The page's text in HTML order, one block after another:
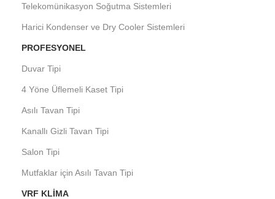
Telekomünikasyon Soğutma Sistemleri
Harici Kondenser ve Dry Cooler Sistemleri
PROFESYONEL
Duvar Tipi
4 Yöne Üflemeli Kaset Tipi
Asılı Tavan Tipi
Kanallı Gizli Tavan Tipi
Salon Tipi
Mutfaklar için Asılı Tavan Tipi
VRF KLIMA